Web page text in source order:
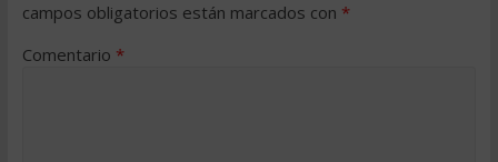
campos obligatorios están marcados con *
Comentario *